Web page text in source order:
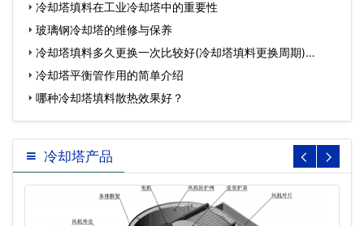
换…冷却塔填料在工业冷却塔中的重要性
玻璃钢冷却塔的维修与保养
冷却塔填料多久更换一次比较好(冷却塔填料更换周期)…
冷却塔平衡管作用的简单介绍
哪种冷却塔填料散热效果好？
冷却塔产品